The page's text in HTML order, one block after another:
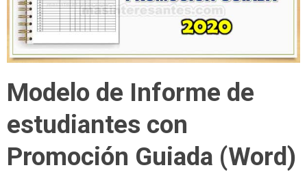
Modelo de Informe de
estudiantes con
Promoción Guiada (Word)